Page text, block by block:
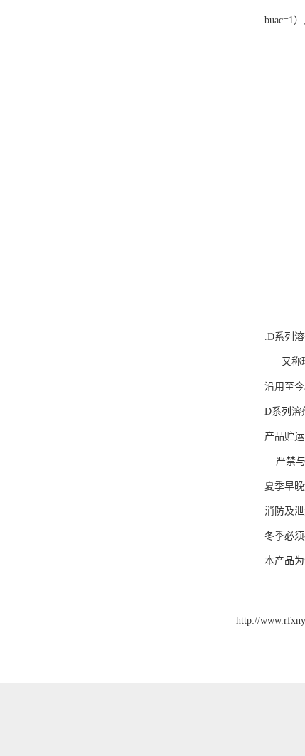
buac=1
.D系列
又称环
沿用至
D系列溶
产品贮运
严禁与
夏季早
消防及
冬季必
本产品
http://